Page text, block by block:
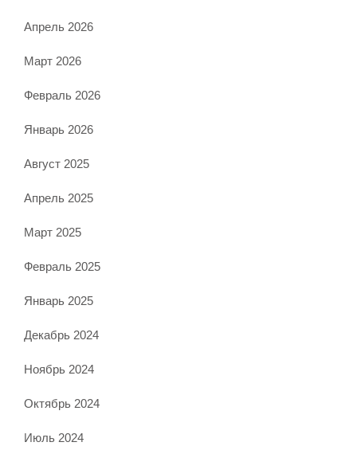
Апрель 2026
Март 2026
Февраль 2026
Январь 2026
Август 2025
Апрель 2025
Март 2025
Февраль 2025
Январь 2025
Декабрь 2024
Ноябрь 2024
Октябрь 2024
Июль 2024